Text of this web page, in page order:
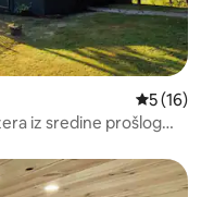
Prosječna
5 (16)
iz sredine prošlog